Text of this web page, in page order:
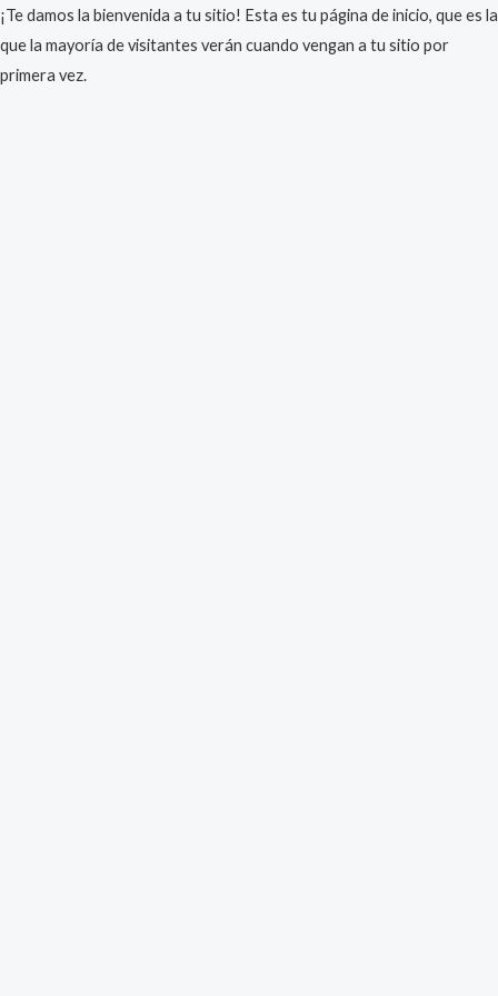
¡Te damos la bienvenida a tu sitio! Esta es tu página de inicio, que es la
que la mayoría de visitantes verán cuando vengan a tu sitio por
primera vez.